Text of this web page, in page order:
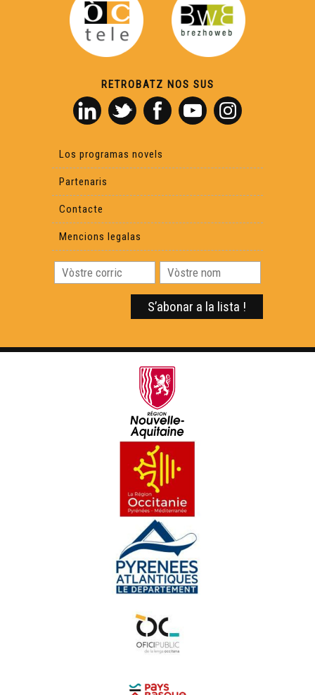
RETROBATZ NOS SUS
Los programas novels
Partenaris
Contacte
Mencions legalas